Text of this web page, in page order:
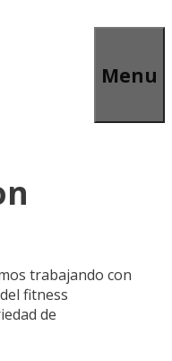
Menu
trabajando con
fitness
de